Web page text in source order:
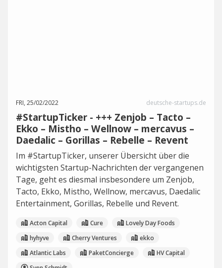
FRI, 25/02/2022 deutsche-startups.de
#StartupTicker - +++ Zenjob – Tacto –
Ekko – Mistho – Wellnow – mercavus –
Daedalic – Gorillas – Rebelle – Revent
Im #StartupTicker, unserer Übersicht über die
wichtigsten Startup-Nachrichten der vergangenen
Tage, geht es diesmal insbesondere um Zenjob,
Tacto, Ekko, Mistho, Wellnow, mercavus, Daedalic
Entertainment, Gorillas, Rebelle und Revent.
Acton Capital Cure
Lovely Day Foods
hyhyve
Cherry Ventures
ekko
Atlantic Labs
PaketConcierge
HV Capital